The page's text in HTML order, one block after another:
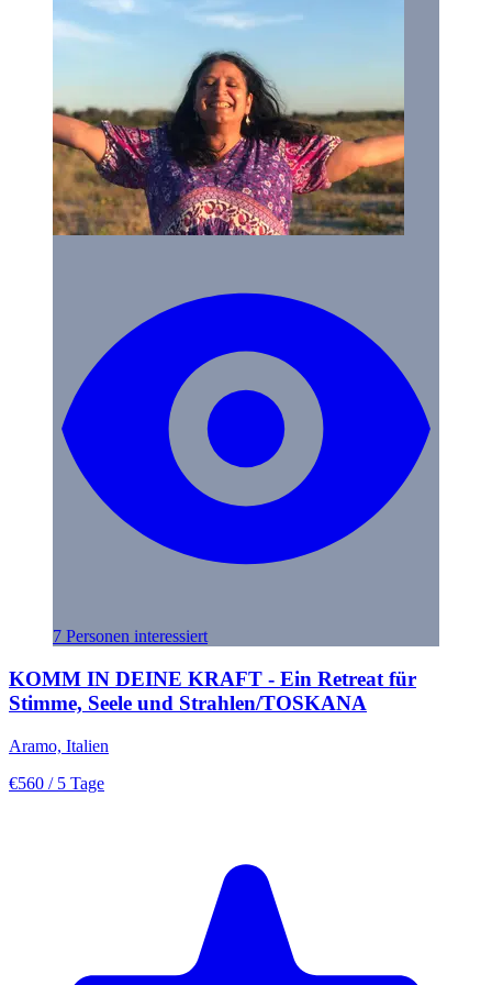
7 Personen interessiert
KOMM IN DEINE KRAFT - Ein Retreat für
Stimme, Seele und Strahlen/TOSKANA
Aramo, Italien
€560 / 5 Tage